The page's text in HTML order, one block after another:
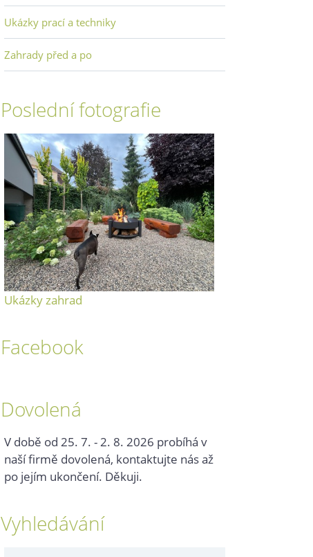
Ukázky prací a techniky
Zahrady před a po
Poslední fotografie
Ukázky zahrad
Facebook
Dovolená
V době od 25. 7. - 2. 8. 2026 probíhá v
naší firmě dovolená, kontaktujte nás až
po jejím ukončení. Děkuji.
Vyhledávání